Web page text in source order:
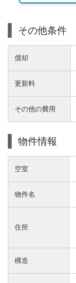
その他条件
償却
更新料
その他の費用
物件情報
空室
物件名
住所
構造